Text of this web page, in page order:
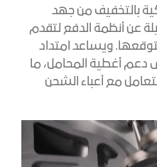
بالتخفيف من جهد
عن أنظمة الدفع لتقدم
ويساعد امتداد
دعم أغطية المحامل، ما
مع أعباء الشحن